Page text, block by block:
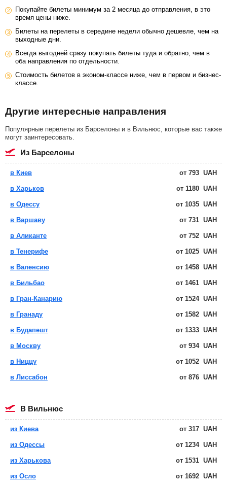
Покупайте билеты минимум за 2 месяца до отправления, в это
время цены ниже.
Билеты на перелеты в середине недели обычно дешевле, чем на
выходные дни.
Всегда выгодней сразу покупать билеты туда и обратно, чем в
оба направления по отдельности.
Стоимость билетов в эконом-классе ниже, чем в первом и бизнес-
классе.
Другие интересные направления
Популярные перелеты из Барселоны и в Вильнюс, которые вас также
могут заинтересовать.
из Барселоны
в Киев от 793 UAH
в Харьков от 1180 UAH
в Одессу от 1035 UAH
в Варшаву от 731 UAH
в Аликанте от 752 UAH
в Тенерифе от 1025 UAH
в Валенсию от 1458 UAH
в Бильбао от 1461 UAH
в Гран-Канарию от 1524 UAH
в Гранаду от 1582 UAH
в Будапешт от 1333 UAH
в Москву от 934 UAH
в Ниццу от 1052 UAH
в Лиссабон от 876 UAH
в Вильнюс
из Киева от 317 UAH
из Одессы от 1234 UAH
из Харькова от 1531 UAH
из Осло от 1692 UAH